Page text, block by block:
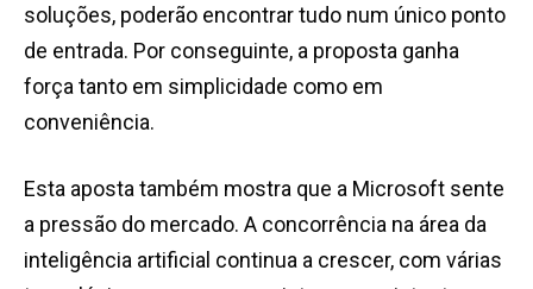
soluções, poderão encontrar tudo num único ponto
de entrada. Por conseguinte, a proposta ganha
força tanto em simplicidade como em
conveniência.
Esta aposta também mostra que a Microsoft sente
a pressão do mercado. A concorrência na área da
inteligência artificial continua a crescer, com várias